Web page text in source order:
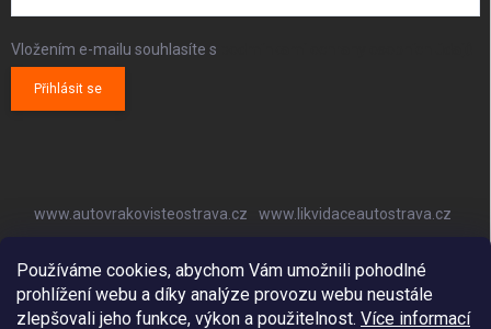
Používáme cookies, abychom Vám umožnili pohodlné
prohlížení webu a díky analýze provozu webu neustále
zlepšovali jeho funkce, výkon a použitelnost. Více informací
Vložením e-mailu souhlasíte s
Přihlásit se
www.autovrakovisteostrava.cz
www.likvidaceautostrava.cz